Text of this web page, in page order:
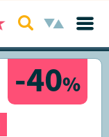
-40%